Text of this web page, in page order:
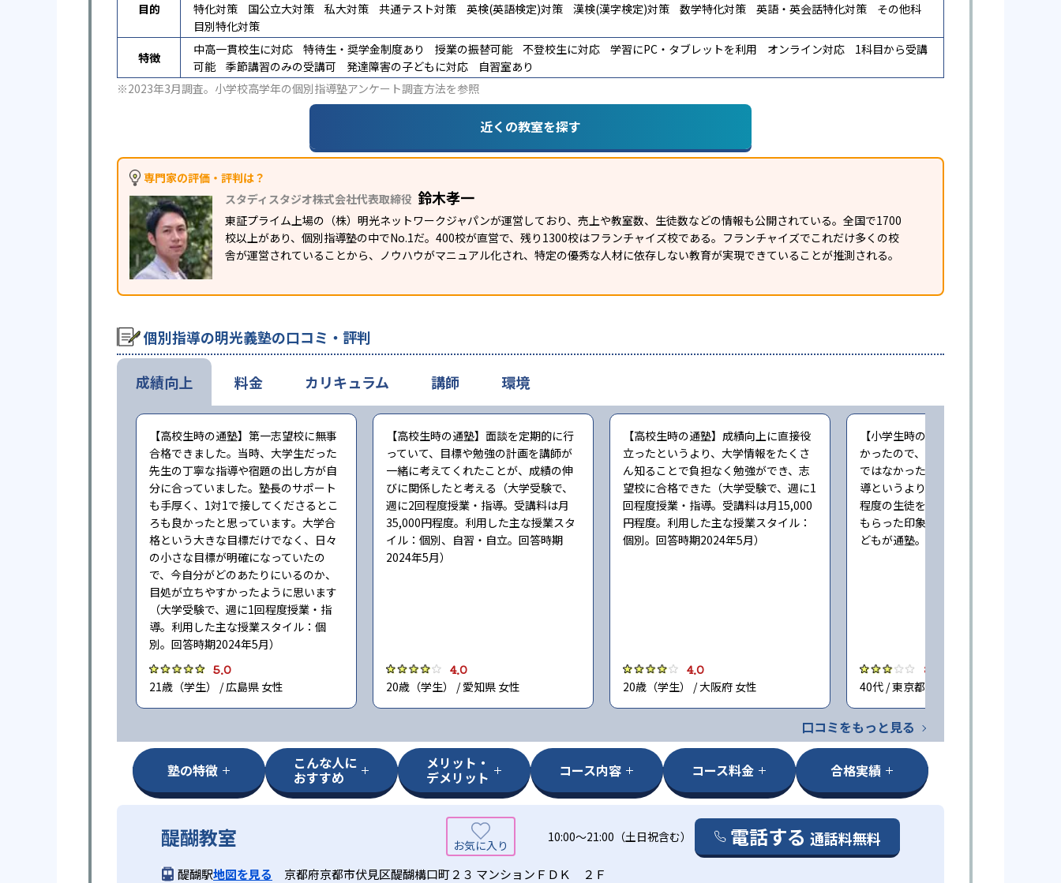
目的
特化対策
国公立大対策 私大対策 共通テスト対策 英検(英語検定)対策 漢検(漢字検定)対策 数学特化対策 英語・英会話特化対策
その他科
目別特化対策
特徴
中高一貫校生に対応 特待生・奨学金制度あり 授業の振替可能 不登校生に対応 学習にPC・タブレットを利用 オンライン対応
1科目から受講
可能
季節講習のみの受講可 発達障害の子どもに対応
自習室あり
※2023年3月調査。 小学校高学年の個別指導塾アンケート調査方法を参照
近くの教室を探す
専門家の評価・評判は？
スタディスタジオ株式会社代表取締役 鈴木孝一
東証プライム上場の（株）明光ネットワークジャパンが運営しており、売上や教室数、生徒数などの情報も公開されている。全国で1700
校以上があり、個別指導塾の中でNo.1だ。400校が直営で、残り1300校はフランチャイズ校である。フランチャイズでこれだけ多くの校
舎が運営されていることから、ノウハウがマニュアル化され、特定の優秀な人材に依存しない教育が実現できていることが推測される。
個別指導の明光義塾の口コミ・評判
成績向上
【高校生時の通塾】第一志望校に無事
合格できました。当時、大学生だった
先生の丁寧な指導や宿題の出し方が自
分に合っていました。塾長のサポート
も手厚く、1対1で接してくださるとこ
ろも良かったと思っています。大学合
格という大きな目標だけでなく、日々
の小さな目標が明確になっていたの
で、今自分がどのあたりにいるのか、
目処が立ちやすかったように思います
（大学受験で、週に1回程度授業・指
導。利用した主な授業スタイル：個
別。回答時期2024年5月）
5.0
21歳（学生） / 広島県 女性
【高校生時の通塾】面談を定期的に行
っていて、目標や勉強の計画を講師が
一緒に考えてくれたことが、成績の伸
びに関係したと考える（大学受験で、
週に2回程度授業・指導。受講料は月
35,000円程度。利用した主な授業スタ
イル：個別、自習・自立。回答時期
2024年5月）
4.0
20歳（学生） / 愛知県 女性
【高校生時の通塾】成績向上に直接役
立ったというより、大学情報をたくさ
ん知ることで負担なく勉強ができ、志
望校に合格できた（大学受験で、週に1
回程度授業・指導。受講料は月15,000
円程度。利用した主な授業スタイル：
個別。回答時期2024年5月）
4.0
20歳（学生） / 大阪府 女性
【小学生時の通塾】本人にやる気が無
かったので、成績向上するという感じ
ではなかった。また指導自体も個人指
導というより、一人の先生が一度に3人
程度の生徒をみており、きちんとみて
もらった印象ではない（小学6年時に子
どもが通塾。回答時期:2023年3月）
3.0
40代 / 東京都 女性
口コミをもっと見る
料金 カリキュラム 講師 環境
塾の特徴 こんな人に
おすすめ
メリット・
デメリット コース内容 コース料金 合格実績
醍醐教室 10:00〜21:00（土日祝含む） 電話する 通話料無料
醍醐駅地図を見る 京都府京都市伏見区醍醐構口町２３ マンションＦＤＫ ２Ｆ